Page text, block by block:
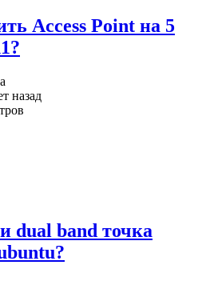
Access Point на 5
назад
dual band точка